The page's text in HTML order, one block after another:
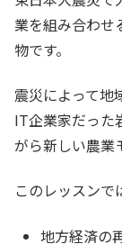
業を組み合わせ
物です。
震災によって地
IT企業家だった
がら新しい農業
このレッスンで
地方経済の